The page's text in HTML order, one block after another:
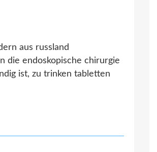
aus russland
die endoskopische chirurgie
ist, zu trinken tabletten